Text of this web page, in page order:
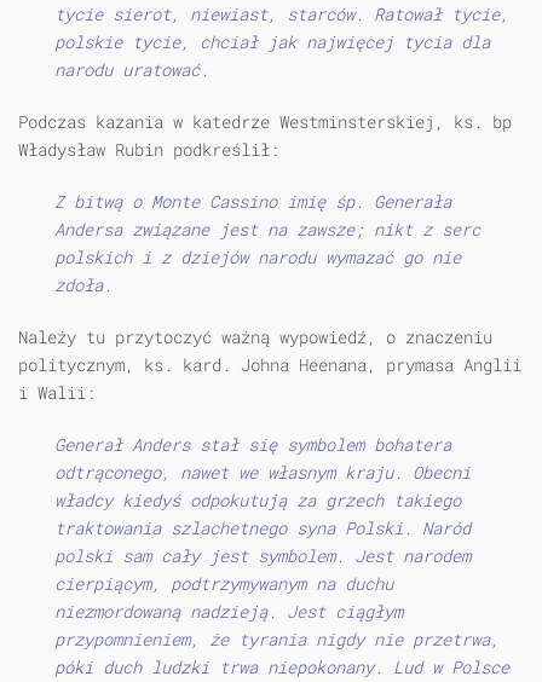
tycie sierot, niewiast, starców. Ratował tycie,
polskie tycie, chciał jak najwięcej tycia dla
narodu uratować.
Podczas kazania w katedrze Westminsterskiej, ks. bp
Władysław Rubin podkreślił:
Z bitwą o Monte Cassino imię śp. Generała
Andersa związane jest na zawsze; nikt z serc
polskich i z dziejów narodu wymazać go nie
zdoła.
Należy tu przytoczyć ważną wypowiedź, o znaczeniu
politycznym, ks. kard. Johna Heenana, prymasa Anglii
i Walii:
Generał Anders stał się symbolem bohatera
odtrąconego, nawet we własnym kraju. Obecni
władcy kiedyś odpokutują za grzech takiego
traktowania szlachetnego syna Polski. Naród
polski sam cały jest symbolem. Jest narodem
cierpiącym, podtrzymywanym na duchu
niezmordowaną nadzieją. Jest ciągłym
przypomnieniem, że tyrania nigdy nie przetrwa,
póki duch ludzki trwa niepokonany. Lud w Polsce